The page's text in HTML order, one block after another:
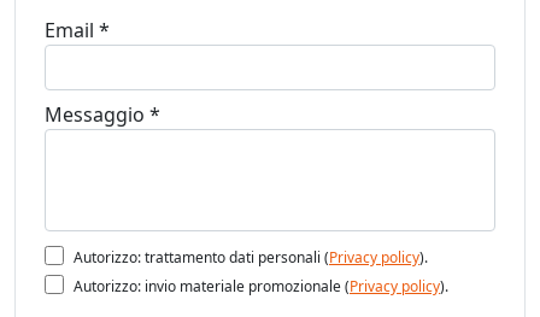
Email *
Messaggio *
Autorizzo: trattamento dati personali (Privacy policy).
Autorizzo: invio materiale promozionale (Privacy policy).